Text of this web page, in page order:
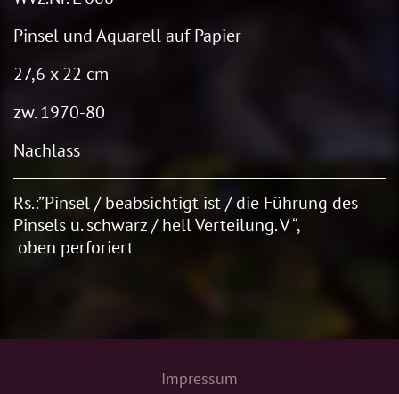
Pinsel und Aquarell auf Papier
27,6 x 22 cm
zw. 1970-80
Nachlass
Rs.:”Pinsel / beabsichtigt ist / die Führung des
Pinsels u. schwarz / hell Verteilung. V “,
oben perforiert
Impressum